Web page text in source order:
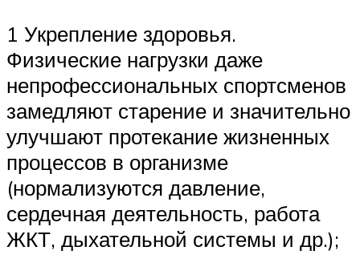
1 Укрепление здоровья.
Физические нагрузки даже
непрофессиональных спортсменов
замедляют старение и значительно
улучшают протекание жизненных
процессов в организме
(нормализуются давление,
сердечная деятельность, работа
ЖКТ, дыхательной системы и др.);